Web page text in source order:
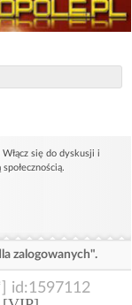
się do dyskusji i
zalogowanych".
id:1597112